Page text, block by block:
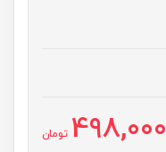
498,000 تومان